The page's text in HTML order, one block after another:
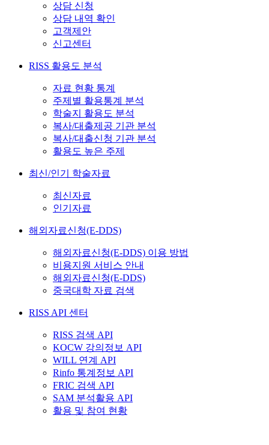
상담 신청
상담 내역 확인
고객제안
신고센터
RISS 활용도 분석
자료 현황 통계
주제별 활용통계 분석
학술지 활용도 분석
복사/대출제공 기관 분석
복사/대출신청 기관 분석
활용도 높은 주제
최신/인기 학술자료
최신자료
인기자료
해외자료신청(E-DDS)
해외자료신청(E-DDS) 이용 방법
비용지원 서비스 안내
해외자료신청(E-DDS)
중국대학 자료 검색
RISS API 센터
RISS 검색 API
KOCW 강의정보 API
WILL 연계 API
Rinfo 통계정보 API
FRIC 검색 API
SAM 분석활용 API
활용 및 참여 현황